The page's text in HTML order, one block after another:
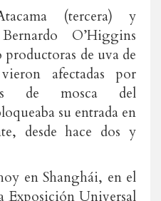
(tercera) y
O’Higgins
productoras de uva de
afectadas por
de mosca del
su entrada en
desde hace dos y
en Shanghái, en el
Exposición Universal